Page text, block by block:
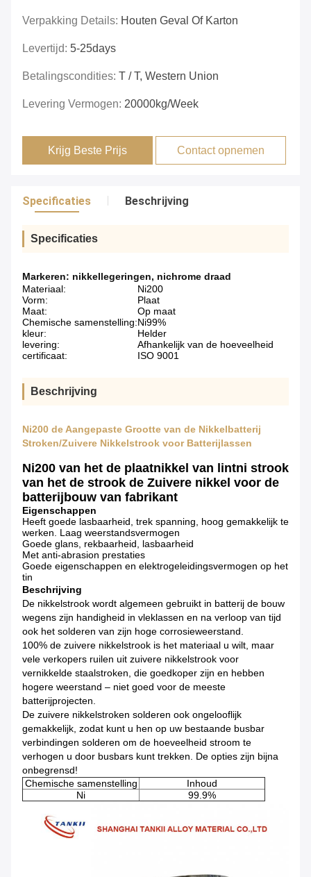
Verpakking Details: Houten Geval Of Karton
Levertijd: 5-25days
Betalingscondities: T / T, Western Union
Levering Vermogen: 20000kg/week
Krijg Beste Prijs Contact opnemen
Specificaties Beschrijving
Specificaties
Markeren: nikkellegeringen, nichrome draad
Materiaal:
Ni200
Vorm:
Plaat
Maat:
Op maat
Chemische samenstelling:Ni99%
kleur:
Helder
levering:
Afhankelijk van de hoeveelheid
certificaat:
ISO 9001
Beschrijving
Ni200 de Aangepaste Grootte van de Nikkelbatterij
Stroken/Zuivere Nikkelstrook voor Batterijlassen
Ni200 van het de plaatnikkel van lintni strook
van het de strook de Zuivere nikkel voor de
batterijbouw van fabrikant
Eigenschappen
Heeft goede lasbaarheid, trek spanning, hoog gemakkelijk te
werken. Laag weerstandsvermogen
Goede glans, rekbaarheid, lasbaarheid
Met anti-abrasion prestaties
Goede eigenschappen en elektrogeleidingsvermogen op het
tin
Beschrijving
De nikkelstrook wordt algemeen gebruikt in batterij de bouw
wegens zijn handigheid in vleklassen en na verloop van tijd
ook het solderen van zijn hoge corrosieweerstand.
100% de zuivere nikkelstrook is het materiaal u wilt, maar
vele verkopers ruilen uit zuivere nikkelstrook voor
vernikkelde staalstroken, die goedkoper zijn en hebben
hogere weerstand – niet goed voor de meeste
batterijprojecten.
De zuivere nikkelstroken solderen ook ongelooflijk
gemakkelijk, zodat kunt u hen op uw bestaande busbar
verbindingen solderen om de hoeveelheid stroom te
verhogen u door busbars kunt trekken. De opties zijn bijna
onbegrensd!
Chemische samenstelling
Inhoud
Ni
99.9%